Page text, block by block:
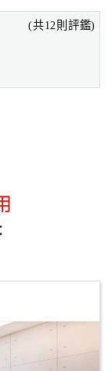
(共12則評鑑)